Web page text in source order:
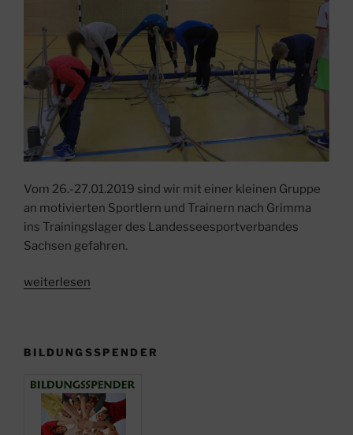
Vom 26.-27.01.2019 sind wir mit einer kleinen Gruppe
an motivierten Sportlern und Trainern nach Grimma
ins Trainingslager des Landesseesportverbandes
Sachsen gefahren.
„Trainingslager
Sachsen“
weiterlesen
BILDUNGSSPENDER